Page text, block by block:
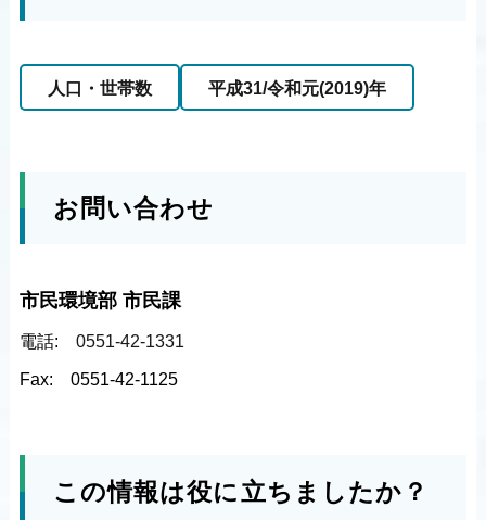
人口・世帯数 平成31/令和元(2019)年
お問い合わせ
市民環境部 市民課
電話: 0551-42-1331
Fax: 0551-42-1125
この情報は役に立ちましたか？